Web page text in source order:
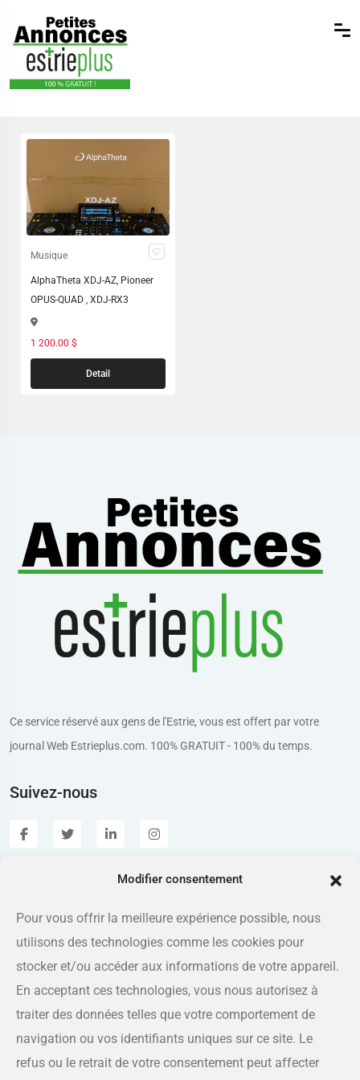
Modifier consentement
Pour vous offrir la meilleure expérience possible, nous
utilisons des technologies comme les cookies pour
stocker et/ou accéder aux informations de votre appareil.
En acceptant ces technologies, vous nous autorisez à
traiter des données telles que votre comportement de
navigation ou vos identifiants uniques sur ce site. Le
refus ou le retrait de votre consentement peut affecter
Musique
AlphaTheta XDJ-AZ, Pioneer
OPUS-QUAD , XDJ-RX3
1 200.00 $
Detail
Ce service réservé aux gens de l'Estrie, vous est offert par votre
journal Web Estrieplus.com. 100% GRATUIT - 100% du temps.
Suivez-nous
Adresse
175 rue Queen, Sherbrooke QC J1L 1K1
Téléphone
819-566-8810